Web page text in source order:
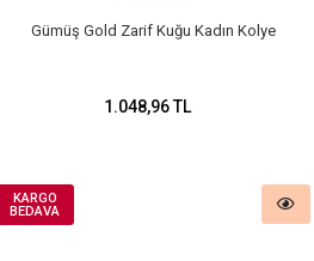
Gümüş Gold Zarif Kuğu Kadın Kolye
1.048,96 TL
KARGO
BEDAVA